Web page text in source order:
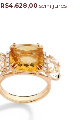
R$4.628,00 sem juros